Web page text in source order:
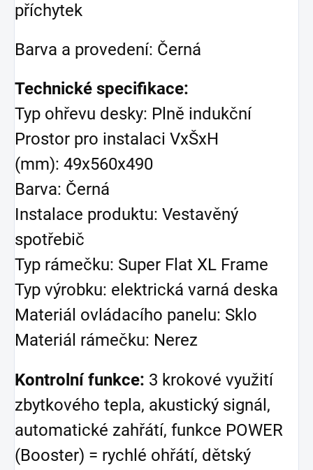
příchytek
Barva a provedení: Černá
Technické specifikace:
Typ ohřevu desky: Plně indukční
Prostor pro instalaci VxŠxH
(mm): 49x560x490
Barva: Černá
Instalace produktu: Vestavěný
spotřebič
Typ rámečku: Super Flat XL Frame
Typ výrobku: elektrická varná deska
Materiál ovládacího panelu: Sklo
Materiál rámečku: Nerez
Kontrolní funkce: 3 krokové využití
zbytkového tepla, akustický signál,
automatické zahřátí, funkce POWER
(Booster) = rychlé ohřátí, dětský